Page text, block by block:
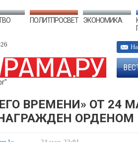
ПОЛИТПРОСВЕТ ЭКОНОМИКА
ВРЕМЕНИ» ОТ 24